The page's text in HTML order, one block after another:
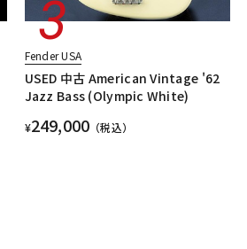
Fender USA
USED 中古 American Vintage '62
Jazz Bass (Olympic White)
¥249,000 （税込）